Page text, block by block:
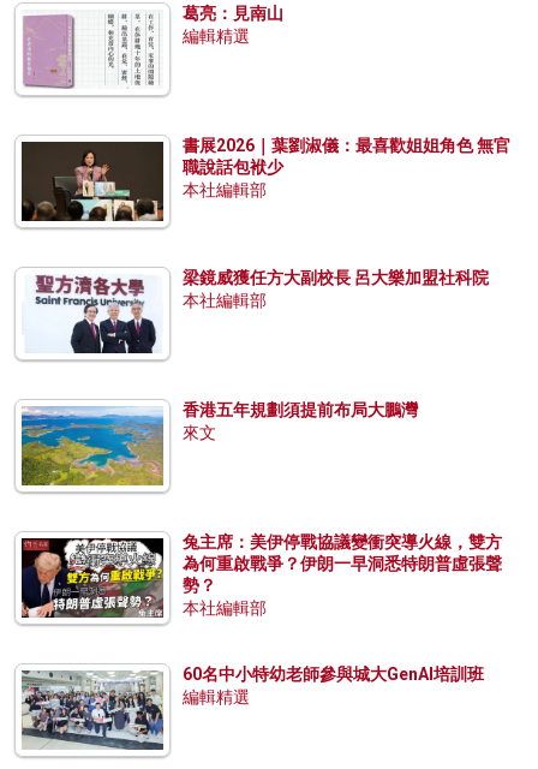
葛亮：見南山
編輯精選
書展2026｜葉劉淑儀：最喜歡姐姐角色 無官
職說話包袱少
本社編輯部
梁鏡威獲任方大副校長 呂大樂加盟社科院
本社編輯部
香港五年規劃須提前布局大鵬灣
來文
兔主席：美伊停戰協議變衝突導火線，雙方
為何重啟戰爭？伊朗一早洞悉特朗普虛張聲
勢？
本社編輯部
60名中小特幼老師參與城大GenAI培訓班
編輯精選